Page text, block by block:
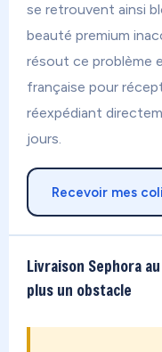
se retrouvent ainsi
beauté premium
résout ce problème
française pour
réexpédiant
jours.
Recevoir mes
Livraison Sephora
plus un obstacle